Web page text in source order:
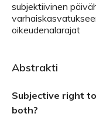
subjektiivinen
oikeudenalarajat
Abstrakti
Subjective right
both?